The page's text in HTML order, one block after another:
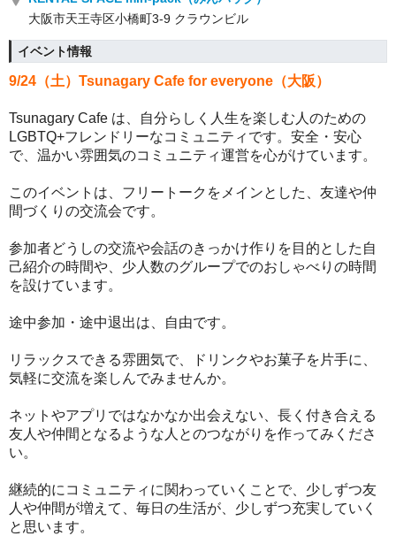
大阪市天王寺区小橋町3-9 クラウンビル
イベント情報
9/24（土） Tsunagary Cafe for everyone（大阪）
Tsunagary Cafe は、自分らしく人生を楽しむ人のための
LGBTQ+フレンドリーなコミュニティです。 安全・安心
で、温かい雰囲気のコミュニティ運営を心がけています。
このイベントは、フリートークをメインとした、友達や仲
間づくりの交流会です。
参加者どうしの交流や会話のきっかけ作りを目的とした自
己紹介の時間や、少人数のグループでのおしゃべりの時間
を設けています。
途中参加・途中退出は、自由です。
リラックスできる雰囲気で、ドリンクやお菓子を片手に、
気軽に交流を楽しんでみませんか。
ネットやアプリではなかなか出会えない、長く付き合える
友人や仲間となるような人とのつながりを作ってみくださ
い。
継続的にコミュニティに関わっていくことで、少しずつ友
人や仲間が増えて、毎日の生活が、少しずつ充実していく
と思います。